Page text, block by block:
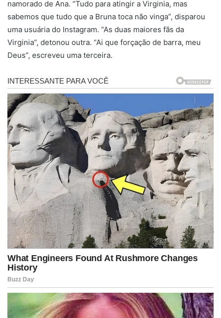
namorado de Ana. “Tudo para atingir a Virginia, mas
sabemos que tudo que a Bruna toca não vinga”, disparou
uma usuária do Instagram. “As duas maiores fãs da
Virginia”, detonou outra. “Ai que forçação de barra, meu
Deus”, escreveu uma terceira.